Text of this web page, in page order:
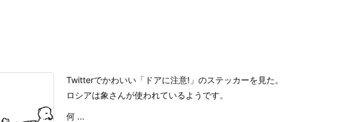
Twitterでかわいい「ドアに注意!」のステッカーを見た。
ロシアは象さんが使われているようです。
何 ...